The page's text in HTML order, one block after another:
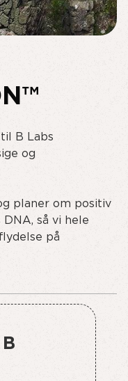
B Labs
og
planer om positiv
så vi hele
på